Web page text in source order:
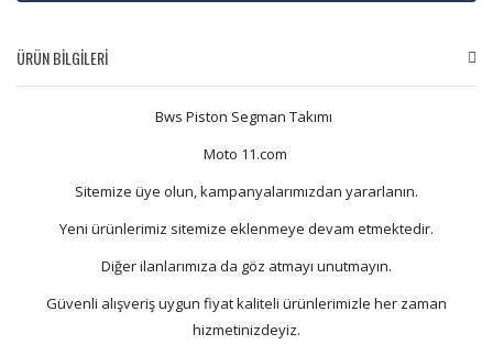
ÜRÜN BİLGİLERİ
Bws Piston Segman Takımı
Moto 11.com
Sitemize üye olun, kampanyalarımızdan yararlanın.
Yeni ürünlerimiz sitemize eklenmeye devam etmektedir.
Diğer ilanlarımıza da göz atmayı unutmayın.
Güvenli alışveriş uygun fiyat kaliteli ürünlerimizle her zaman
hizmetinizdeyiz.